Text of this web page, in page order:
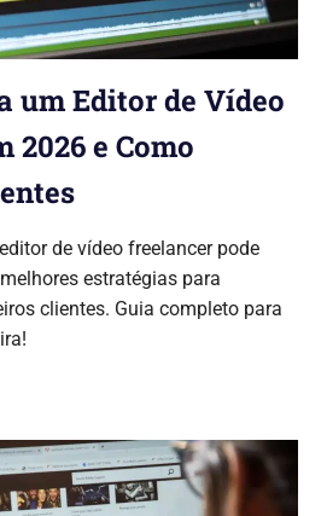
um Editor de Vídeo
2026 e Como
de vídeo freelancer pode
estratégias para
clientes. Guia completo para